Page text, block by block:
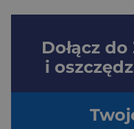
Dołącz do
i